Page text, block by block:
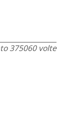
375060 volte